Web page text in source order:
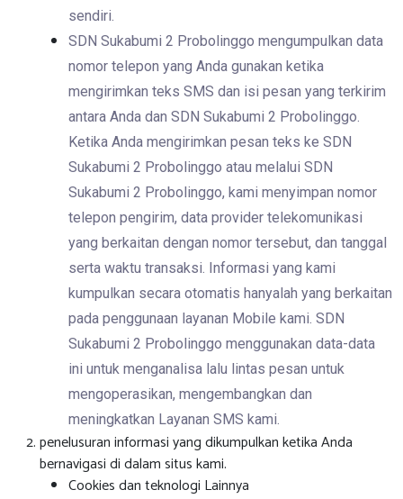
sendiri.
SDN Sukabumi 2 Probolinggo mengumpulkan data
nomor telepon yang Anda gunakan ketika
mengirimkan teks SMS dan isi pesan yang terkirim
antara Anda dan SDN Sukabumi 2 Probolinggo.
Ketika Anda mengirimkan pesan teks ke SDN
Sukabumi 2 Probolinggo atau melalui SDN
Sukabumi 2 Probolinggo, kami menyimpan nomor
telepon pengirim, data provider telekomunikasi
yang berkaitan dengan nomor tersebut, dan tanggal
serta waktu transaksi. Informasi yang kami
kumpulkan secara otomatis hanyalah yang berkaitan
pada penggunaan layanan Mobile kami. SDN
Sukabumi 2 Probolinggo menggunakan data-data
ini untuk menganalisa lalu lintas pesan untuk
mengoperasikan, mengembangkan dan
meningkatkan Layanan SMS kami.
penelusuran informasi yang dikumpulkan ketika Anda
bernavigasi di dalam situs kami.
Cookies dan teknologi Lainnya